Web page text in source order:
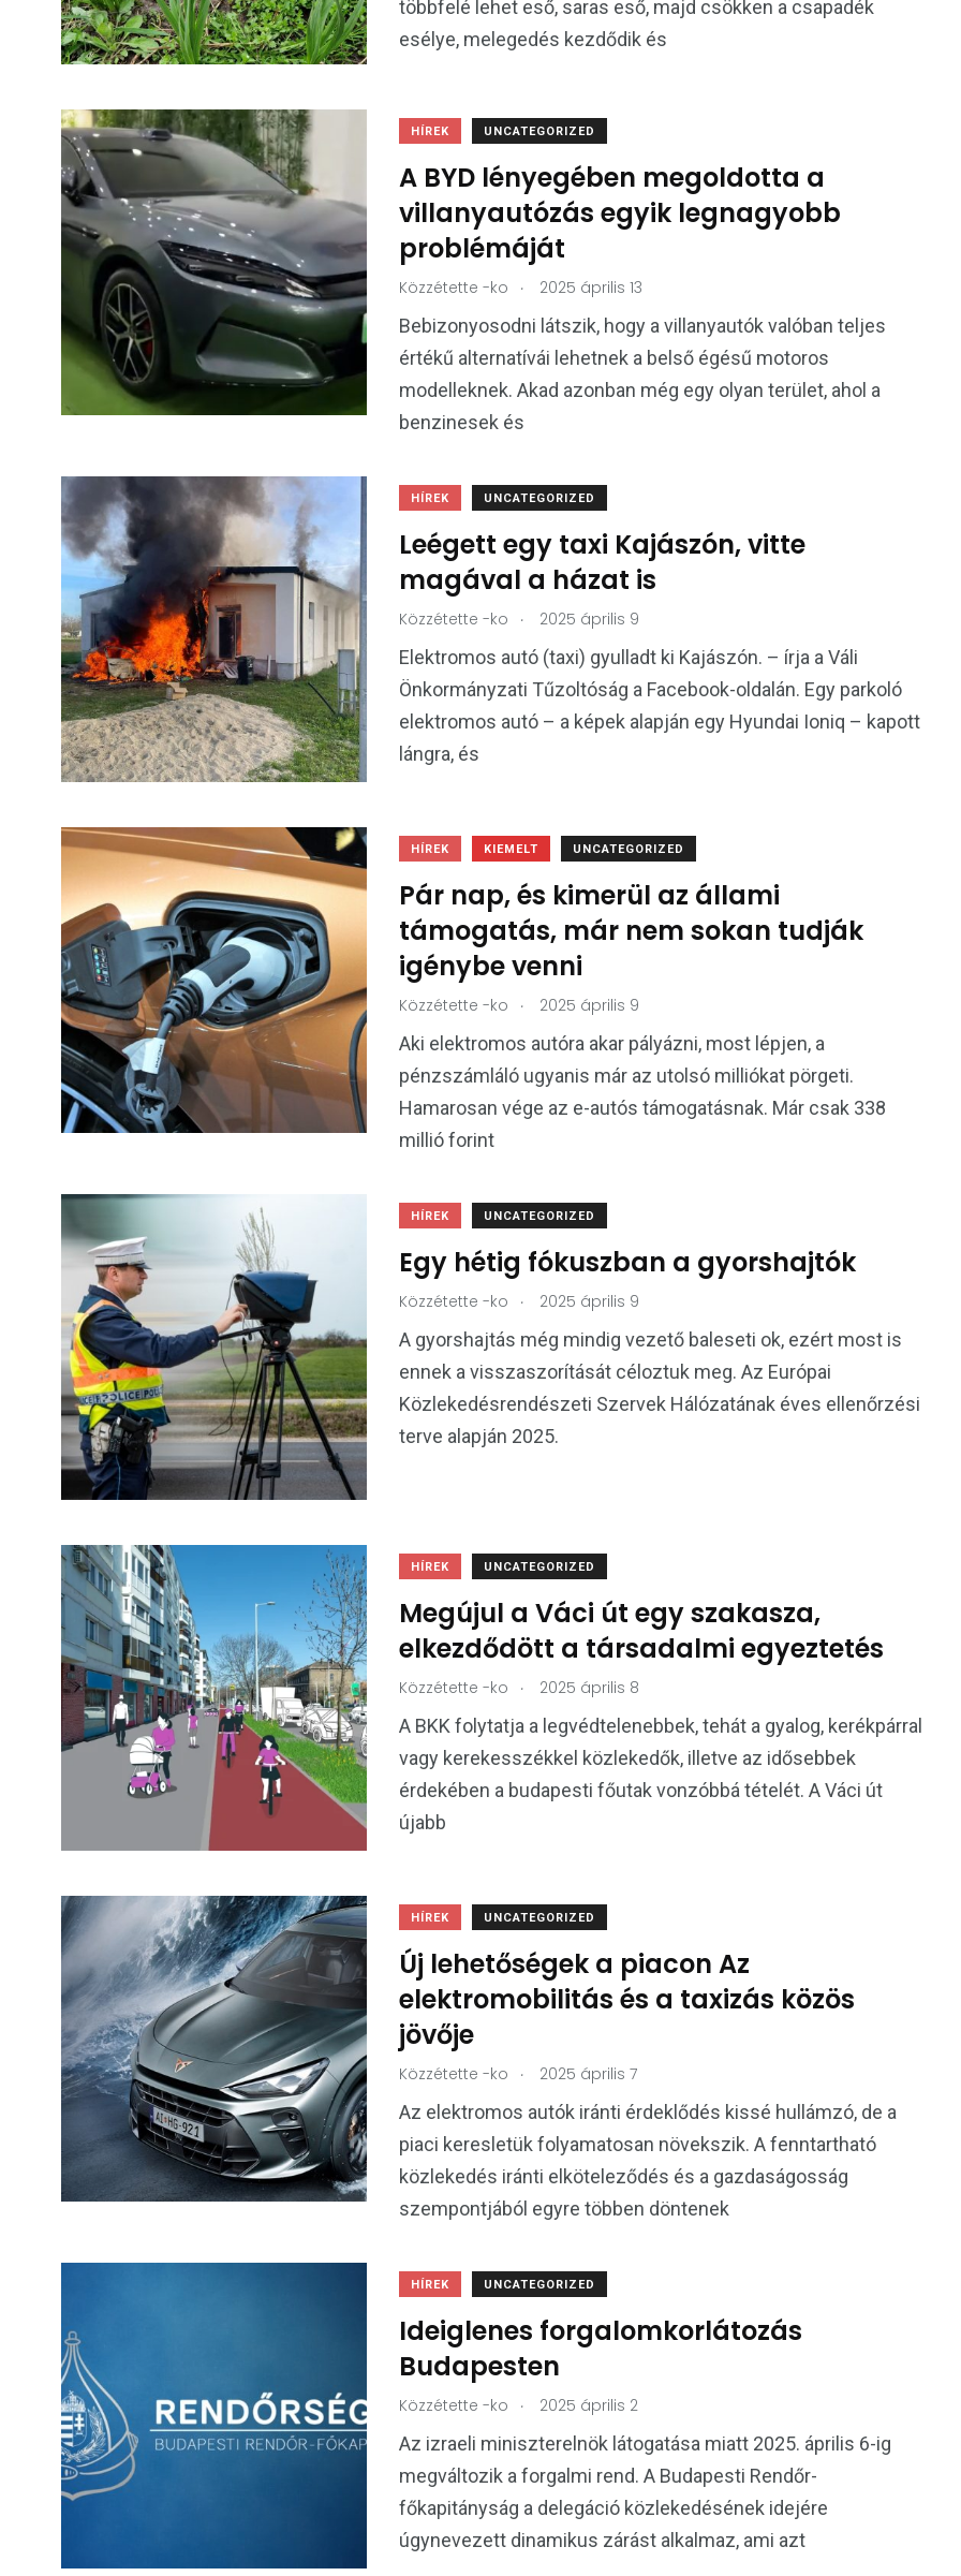
többfelé lehet eső, saras eső, majd csökken a csapadék
esélye, melegedés kezdődik és
HÍREK UNCATEGORIZED
A BYD lényegében megoldotta a
villanyautózás egyik legnagyobb
problémáját
Közzétette -ko . 2025 április 13
Bebizonyosodni látszik, hogy a villanyautók valóban teljes
értékű alternatívái lehetnek a belső égésű motoros
modelleknek. Akad azonban még egy olyan terület, ahol a
benzinesek és
HÍREK UNCATEGORIZED
Leégett egy taxi Kajászón, vitte
magával a házat is
Közzétette -ko . 2025 április 9
Elektromos autó (taxi) gyulladt ki Kajászón. – írja a Váli
Önkormányzati Tűzoltóság a Facebook-oldalán. Egy parkoló
elektromos autó – a képek alapján egy Hyundai Ioniq – kapott
lángra, és
HÍREK KIEMELT UNCATEGORIZED
Pár nap, és kimerül az állami
támogatás, már nem sokan tudják
igénybe venni
Közzétette -ko . 2025 április 9
Aki elektromos autóra akar pályázni, most lépjen, a
pénzszámláló ugyanis már az utolsó milliókat pörgeti.
Hamarosan vége az e-autós támogatásnak. Már csak 338
millió forint
HÍREK UNCATEGORIZED
Egy hétig fókuszban a gyorshajtók
Közzétette -ko . 2025 április 9
A gyorshajtás még mindig vezető baleseti ok, ezért most is
ennek a visszaszorítását céloztuk meg. Az Európai
Közlekedésrendészeti Szervek Hálózatának éves ellenőrzési
terve alapján 2025.
HÍREK UNCATEGORIZED
Megújul a Váci út egy szakasza,
elkezdődött a társadalmi egyeztetés
Közzétette -ko . 2025 április 8
A BKK folytatja a legvédtelenebbek, tehát a gyalog, kerékpárral
vagy kerekesszékkel közlekedők, illetve az idősebbek
érdekében a budapesti főutak vonzóbbá tételét. A Váci út
újabb
HÍREK UNCATEGORIZED
Új lehetőségek a piacon Az
elektromobilitás és a taxizás közös
jövője
Közzétette -ko . 2025 április 7
Az elektromos autók iránti érdeklődés kissé hullámzó, de a
piaci keresletük folyamatosan növekszik. A fenntartható
közlekedés iránti elköteleződés és a gazdaságosság
szempontjából egyre többen döntenek
HÍREK UNCATEGORIZED
Ideiglenes forgalomkorlátozás
Budapesten
Közzétette -ko . 2025 április 2
Az izraeli miniszterelnök látogatása miatt 2025. április 6-ig
megváltozik a forgalmi rend. A Budapesti Rendőr-
főkapitányság a delegáció közlekedésének idejére
úgynevezett dinamikus zárást alkalmaz, ami azt